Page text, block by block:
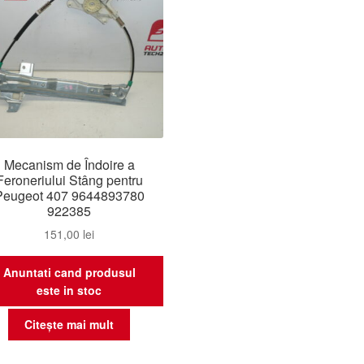
Mecanism de Îndoire a
Stâng pentru
407 9644893780
922385
151,00 lei
Anuntati cand produsul
este in stoc
Citește mai mult